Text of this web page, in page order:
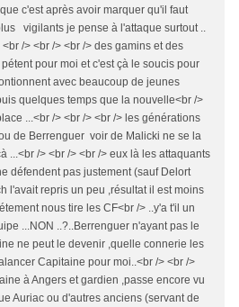
c'est après avoir marquer qu'il faut
vigilants je pense à l'attaque surtout ..
/> <br /> <br /> des gamins et des
pour moi et c'est çà le soucis pour
avec beaucoup de jeunes
quelques temps que la nouvelle<br />
...<br /> <br /> <br /> les générations
de Berrenguer voir de Malicki ne se la
...<br /> <br /> <br /> eux là les attaquants
défendent pas justement (sauf Delort
l'avait repris un peu ,résultat il est moins
nous tire les CF<br /> ..y'a t'il un
...NON ..?..Berrenguer n'ayant pas le
ne peut le devenir ,quelle connerie les
Capitaine pour moi..<br /> <br />
à Angers et gardien ,passe encore vu
Auriac ou d'autres anciens (servant de